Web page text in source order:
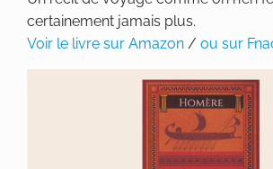
certainement jamais plus.
Voir le livre sur Amazon / ou sur